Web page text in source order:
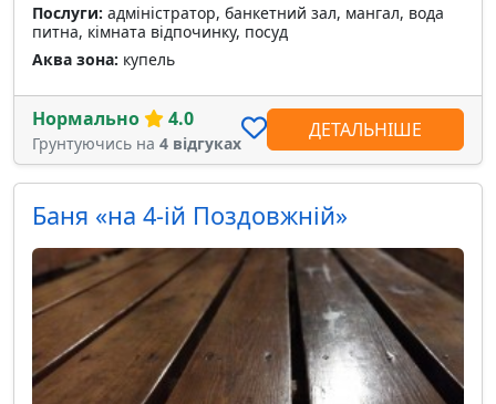
Послуги: адміністратор, банкетний зал, мангал, вода
питна, кімната відпочинку, посуд
Аква зона: купель
Нормально 4.0
Грунтуючись на 4 відгуках
ДЕТАЛЬНІШЕ
Баня «на 4-ій Поздовжній»